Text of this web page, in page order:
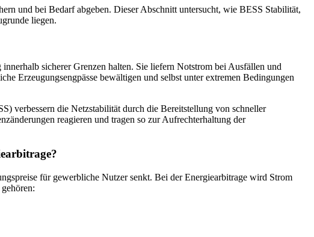
und bei Bedarf abgeben. Dieser Abschnitt untersucht, wie BESS Stabilität,
liegen.
sicherer Grenzen halten. Sie liefern Notstrom bei Ausfällen und
Erzeugungsengpässe bewältigen und selbst unter extremen Bedingungen
verbessern die Netzstabilität durch die Bereitstellung von schneller
reagieren und tragen so zur Aufrechterhaltung der
für gewerbliche Nutzer senkt. Bei der Energiearbitrage wird Strom